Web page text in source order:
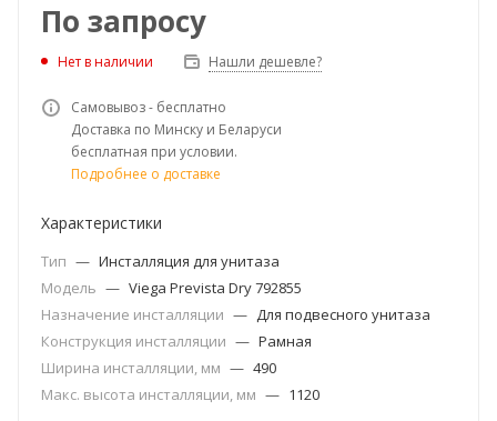
По запросу
Нет в наличии Нашли дешевле?
Самовывоз - бесплатно
Доставка по Минску и Беларуси
бесплатная при условии.
Подробнее о доставке
Характеристики
Тип — Инсталляция для унитаза
Модель — Viega Prevista Dry 792855
Назначение инсталляции — Для подвесного унитаза
Конструкция инсталляции — Рамная
Ширина инсталляции, мм — 490
Макс. высота инсталляции, мм — 1120